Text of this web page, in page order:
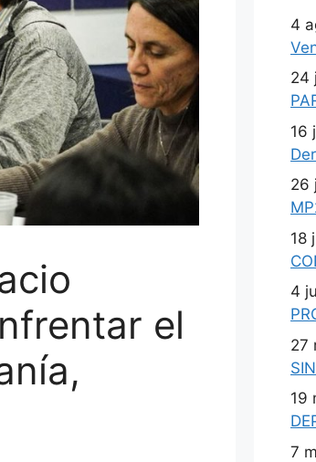
el
4
24
16
26
18
4
27
19
7